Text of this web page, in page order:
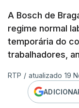
A Bosch de
regime normal
temporária do
trabalhadores,
RTP / atualizado 19